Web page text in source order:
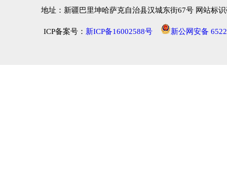
地址：新疆巴里坤哈萨克自治县汉城东街67号 网站标
ICP备案号： 新ICP备16002588号 新公网安备